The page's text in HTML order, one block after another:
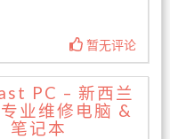
暂无评论
PC – 新西兰
业维修电脑 &
笔记本